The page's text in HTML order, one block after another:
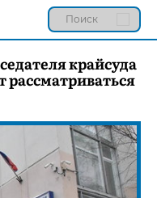
крайсуда
рассматриваться